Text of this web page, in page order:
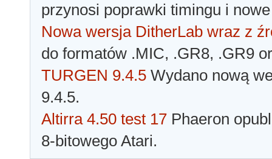
przynosi poprawki timingu i
Nowa wersja DitherLab wraz z
do formatów .MIC, .GR8, .GR9
TURGEN 9.4.5 Wydano nową
9.4.5.
Altirra 4.50 test 17 Phaeron
8-bitowego Atari.